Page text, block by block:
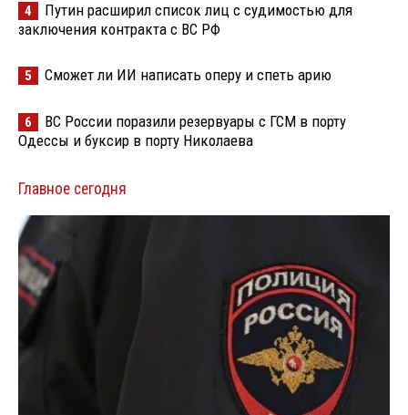
4
Путин расширил список лиц с судимостью для
заключения контракта с ВС РФ
5 Сможет ли ИИ написать оперу и спеть арию
6
ВС России поразили резервуары с ГСМ в порту
Одессы и буксир в порту Николаева
Главное сегодня